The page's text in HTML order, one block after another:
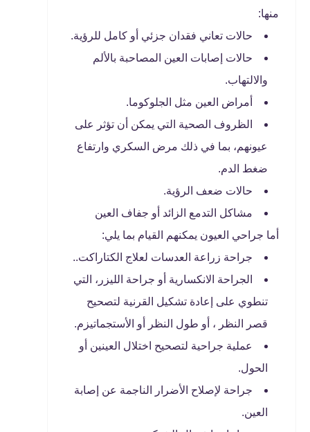
منها:
حالات تعاني فقدان جزئي أو كامل للرؤية.
حالات إصابات العين المصاحبة بالألم
والالتهاب.
أمراض العين مثل الجلوكوما.
الظروف الصحية التي يمكن أن تؤثر على
عيونهم، بما في ذلك مرض السكري وارتفاع
ضغط الدم.
حالات ضعف الرؤية.
مشاكل التدمع الزائد أو جفاف العين
أما جراحي العيون يمكنهم القيام بما يلي:
جراحة زراعة العدسات لعلاج الكتاراكت..
الجراحة الانكسارية أو جراحة الليزر، التي
تنطوي على إعادة تشكيل القرنية لتصحيح
قصر النظر ، أو طول النظر أو الأستجماتيزم.
عملية جراحية لتصحيح اختلال العينين أو
الحول.
جراحة لإصلاح الأضرار الناجمة عن إصابة
العين.